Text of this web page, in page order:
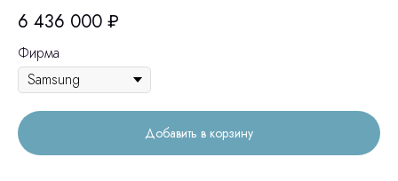
6 436 000 ₽
Фирма
Добавить в корзину